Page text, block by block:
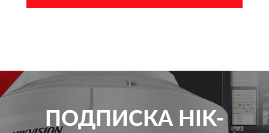
ПОДПИСКА HIK-